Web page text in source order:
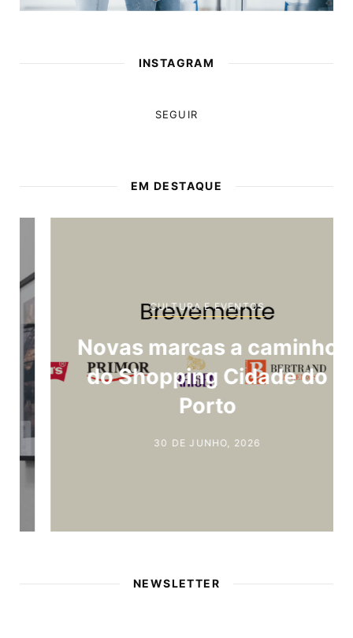
INSTAGRAM
SEGUIR
EM DESTAQUE
CULTURA E EVENTOS
Novas marcas a caminho
do Shopping Cidade do
Porto
30 DE JUNHO, 2026
NEWSLETTER